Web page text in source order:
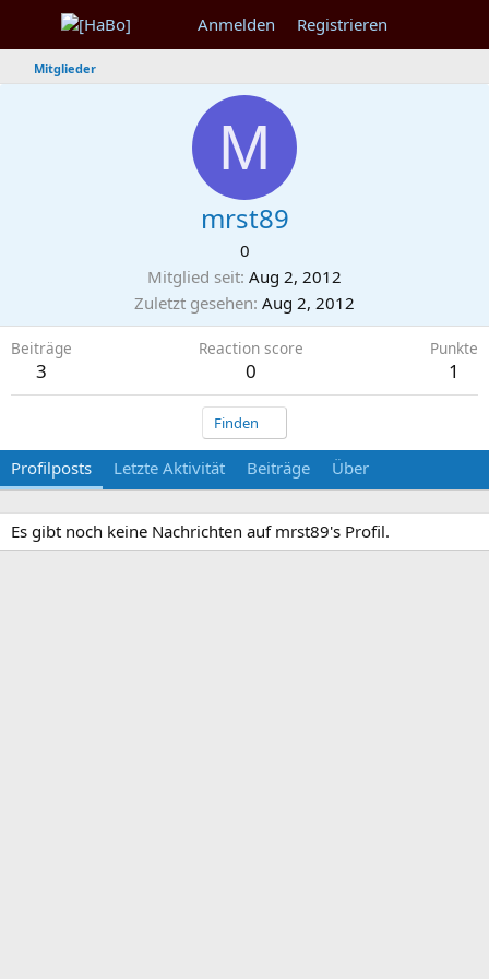
Anmelden Registrieren
Mitglieder
M
mrst89
0
Mitglied seit Aug 2, 2012
Zuletzt gesehen Aug 2, 2012
Beiträge
3
Reaction score
0
Punkte
1
Finden
Profilposts Letzte Aktivität Beiträge Über
Es gibt noch keine Nachrichten auf mrst89's Profil.